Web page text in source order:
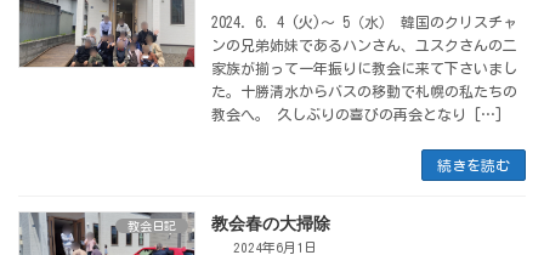
2024. 6. 4 (火)〜 5（水） 韓国のクリスチャ
ンの兄弟姉妹であるハンさん、ユスクさんの二
家族が揃って一年振りに教会に来て下さいまし
た。十勝清水からバスの移動で札幌の私たちの
教会へ。 久しぶりの喜びの再会となり […]
続きを読む
教会日記 教会春の大掃除
2024年6月1日